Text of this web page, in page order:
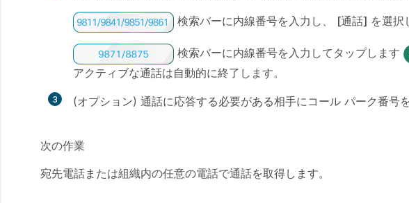
検索バーに内線番号を入力し、 [通話] を選択
検索バーに内線番号を入力してタップします
アクティブな通話は自動的に終了します。
3 (オプション) 通話に応答する必要がある相手にコール パーク番号を
次の作業
宛先電話または組織内の任意の電話で通話を取得します。